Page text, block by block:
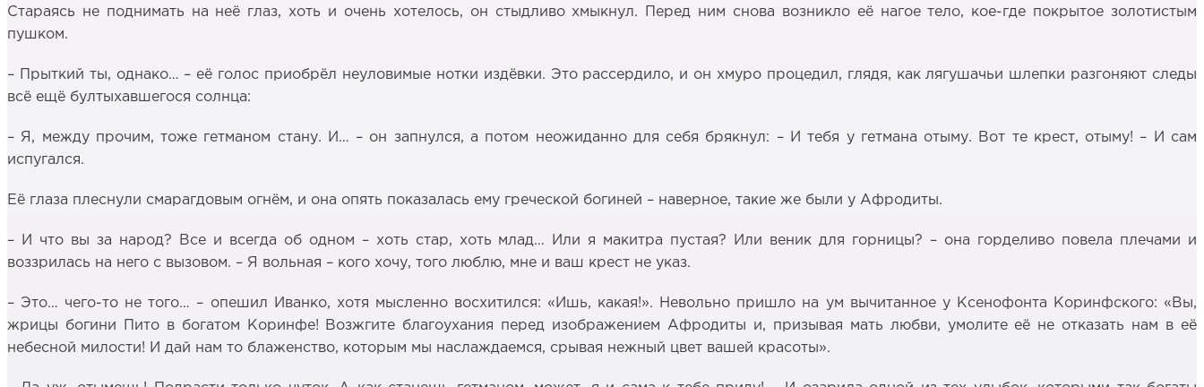
Стараясь не поднимать на неё глаз, хоть и очень хотелось, он стыдливо хмыкнул. Перед ним снова возникло её нагое тело, кое-где покрытое золотистым
пушком.
– Прыткий ты, однако… – её голос приобрёл неуловимые нотки издёвки. Это рассердило, и он хмуро процедил, глядя, как лягушачьи шлепки разгоняют следы
всё ещё бултыхавшегося солнца:
– Я, между прочим, тоже гетманом стану. И… – он запнулся, а потом неожиданно для себя брякнул: – И тебя у гетмана отыму. Вот те крест, отыму! – И сам
испугался.
Её глаза плеснули смарагдовым огнём, и она опять показалась ему греческой богиней – наверное, такие же были у Афродиты.
– И что вы за народ? Все и всегда об одном – хоть стар, хоть млад… Или я макитра пустая? Или веник для горницы? – она горделиво повела плечами и
воззрилась на него с вызовом. – Я вольная – кого хочу, того люблю, мне и ваш крест не указ.
– Это… чего-то не того… – опешил Иванко, хотя мысленно восхитился: «Ишь, какая!». Невольно пришло на ум вычитанное у Ксенофонта Коринфского: «Вы,
жрицы богини Пито в богатом Коринфе! Возжгите благоухания перед изображением Афродиты и, призывая мать любви, умолите её не отказать нам в её
небесной милости! И дай нам то блаженство, которым мы наслаждаемся, срывая нежный цвет вашей красоты».